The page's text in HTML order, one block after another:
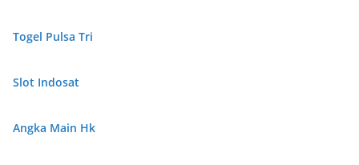
Togel Pulsa Tri
Slot Indosat
Angka Main Hk